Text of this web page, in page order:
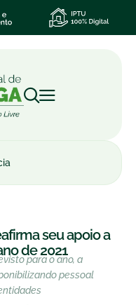
seu apoio a
de 2021
para o ano, a
pessoal